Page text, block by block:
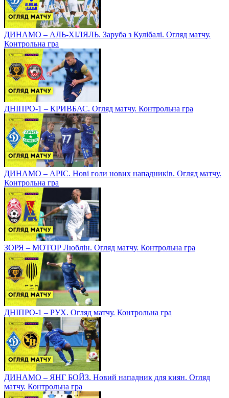
ДИНАМО – АЛЬ-ХІЛЯЛЬ. Заруба з Кулібалі. Огляд матчу.
Контрольна гра
ДНІПРО-1 – КРИВБАС. Огляд матчу. Контрольна гра
ДИНАМО – АРІС. Нові голи нових нападників. Огляд матчу.
Контрольна гра
ЗОРЯ – МОТОР Люблін. Огляд матчу. Контрольна гра
ДНІПРО-1 – РУХ. Огляд матчу. Контрольна гра
ДИНАМО – ЯНГ БОЙЗ. Новий нападник для киян. Огляд
матчу. Контрольна гра